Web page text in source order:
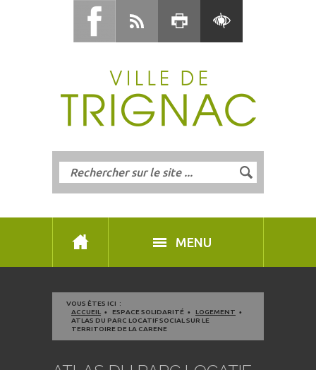
MENU
VOUS ÊTES ICI :
ACCUEIL
ESPACE SOLIDARITÉ
LOGEMENT
ATLAS DU PARC LOCATIF SOCIAL SUR LE
TERRITOIRE DE LA CARENE